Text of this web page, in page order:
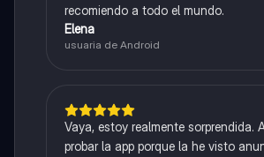
recomiendo a todo el mundo.
Elena
usuaria de Android
Vaya, estoy realmente sorprendida.
probar la app porque la he visto